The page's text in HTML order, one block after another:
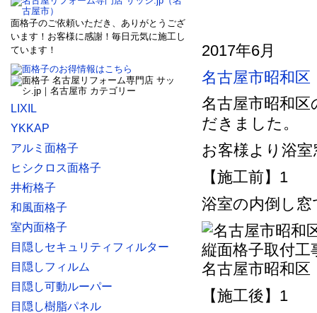
2017年6月
名古屋市昭和
名古屋市昭和
だきました。
お客様より浴
【施工前】1
浴室の内倒し窓
名古屋市昭和
【施工後】1
面格子のご依頼いただき、ありがとうござ
います！お客様に感謝！毎日元気に施工し
ています！
LIXIL
YKKAP
アルミ面格子
ヒシクロス面格子
井桁格子
和風面格子
室内面格子
目隠しセキュリティフィルター
目隠しフィルム
目隠し可動ルーパー
目隠し樹脂パネル